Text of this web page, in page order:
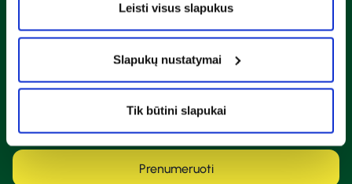
Leisti visus slapukus
Slapukų nustatymai
Tik būtini slapukai
Naujienlaiškis
Sužinok apie nuolaidas ir specialius pasiūlymus!
Prenumeruoti